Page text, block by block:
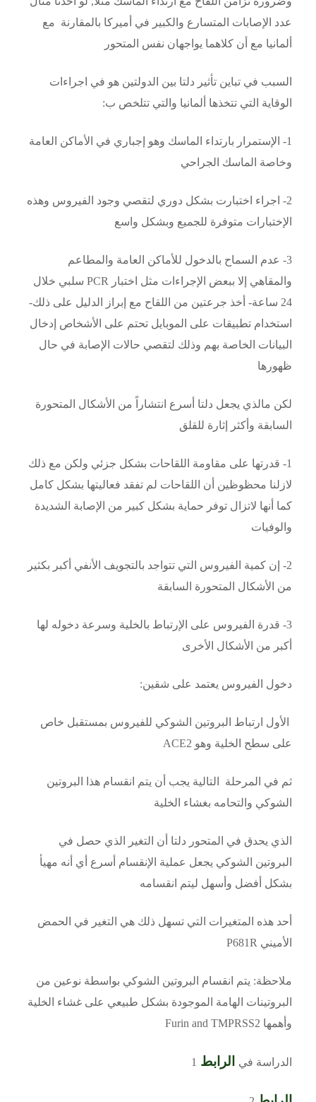
عدد الإصابات المتسارع والكبير في أميركا بالمقارنة مع
ألمانيا مع أن كلاهما يواجهان نفس المتحور
السبب في تباين تأثير دلتا بين الدولتين هو في اجراءات
الوقاية التي تتخذها ألمانيا والتي تتلخص ب:
1- الإستمرار بارتداء الماسك وهو إجباري في الأماكن العامة
وخاصة الماسك الجراحي
2- اجراء اختبارت بشكل دوري لتقصي وجود الفيروس وهذه
الإختبارات متوفرة للجميع وبشكل واسع
3- عدم السماح بالدخول للأماكن العامة والمطاعم
والمقاهي إلا ببعض الإجراءات مثل اختبار PCR سلبي خلال
24 ساعة- أخذ جرعتين من اللقاح مع إبراز الدليل على ذلك-
استخدام تطبيقات على الموبايل تحتم على الأشخاص إدخال
البيانات الخاصة بهم وذلك لتقصي حالات الإصابة في حال
ظهورها
لكن مالذي يجعل دلتا أسرع انتشاراً من الأشكال المتحورة
السابقة وأكثر إثارة للقلق
1- قدرتها على مقاومة اللقاحات بشكل جزئي ولكن مع ذلك
لازلنا محظوظين أن اللقاحات لم تفقد فعاليتها بشكل كامل
كما أنها لاتزال توفر حماية بشكل كبير من الإصابة الشديدة
والوفيات
2- إن كمية الفيروس التي تتواجد بالتجويف الأنفي أكبر بكثير
من الأشكال المتحورة السابقة
3- قدرة الفيروس على الإرتباط بالخلية وسرعة دخوله لها
أكبر من الأشكال الأخرى
دخول الفيروس يعتمد على شقين:
الأول ارتباط البروتين الشوكي للفيروس بمستقبل خاص
على سطح الخلية وهو ACE2
ثم في المرحلة التالية يجب أن يتم انقسام هذا البروتين
الشوكي والتحامه بغشاء الخلية
الذي يحدق في المتحور دلتا أن التغير الذي حصل في
البروتين الشوكي يجعل عملية الإنقسام أسرع أي أنه مهيأ
بشكل أفضل وأسهل ليتم انقسامه
أحد هذه المتغيرات التي تسهل ذلك هي التغير في الحمض
الأميني P681R
ملاحظة: يتم انقسام البروتين الشوكي بواسطة نوعين من
البروتينات الهامة الموجودة بشكل طبيعي على غشاء الخلية
وأهمها Furin and TMPRSS2
الدراسة في الرابط 1